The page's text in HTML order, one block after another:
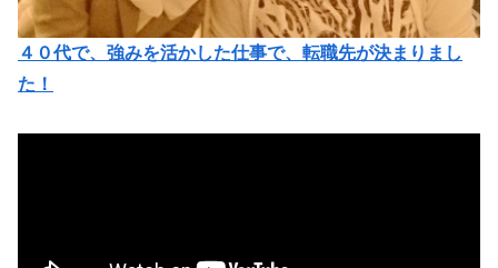
４０代で、強みを活かした仕事で、転職先が決まりまし
た！